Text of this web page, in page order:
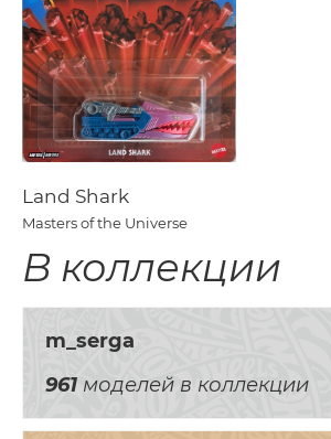
Land Shark
Masters of the Universe
В коллекции
m_serga
961 моделей в коллекции